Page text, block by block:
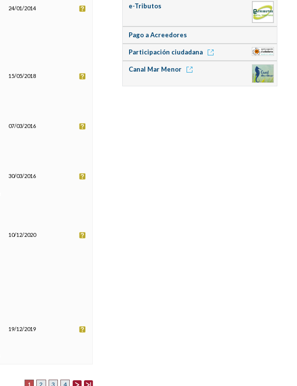
24/01/2014
15/05/2018
07/03/2016
30/03/2016
10/12/2020
19/12/2019
1 2 3 4
e-Tributos
Pago a Acreedores
Participación ciudadana
Canal Mar Menor